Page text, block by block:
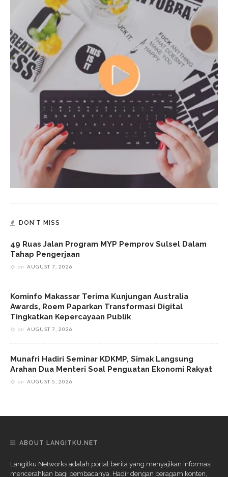
DON’T MISS
49 Ruas Jalan Program MYP Pemprov Sulsel Dalam
Tahap Pengerjaan
on AUGUST 7, 2026
Kominfo Makassar Terima Kunjungan Australia
Awards, Roem Paparkan Transformasi Digital
Tingkatkan Kepercayaan Publik
on AUGUST 7, 2026
Munafri Hadiri Seminar KDKMP, Simak Langsung
Arahan Dua Menteri Soal Penguatan Ekonomi Rakyat
on AUGUST 5, 2026
ABOUT LANGITKU.NET
Langitku Networks adalah portal berita yang menyajikan informasi
mencerahkan bagi pembacanya. Hadir dengan beragam konten,